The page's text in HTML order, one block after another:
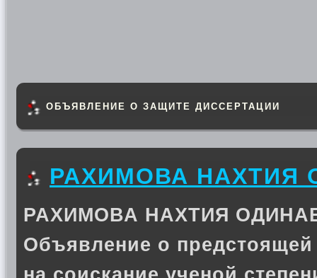
ОБЪЯВЛЕНИЕ О ЗАЩИТЕ ДИССЕРТАЦИИ
РАХИМОВА НАХТИЯ
РАХИМОВА НАХТИЯ
Объявление о предстоящей